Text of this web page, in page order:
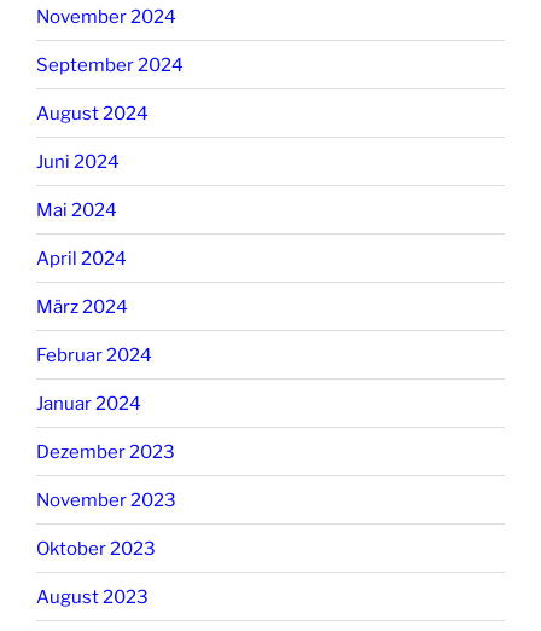
November 2024
September 2024
August 2024
Juni 2024
Mai 2024
April 2024
März 2024
Februar 2024
Januar 2024
Dezember 2023
November 2023
Oktober 2023
August 2023